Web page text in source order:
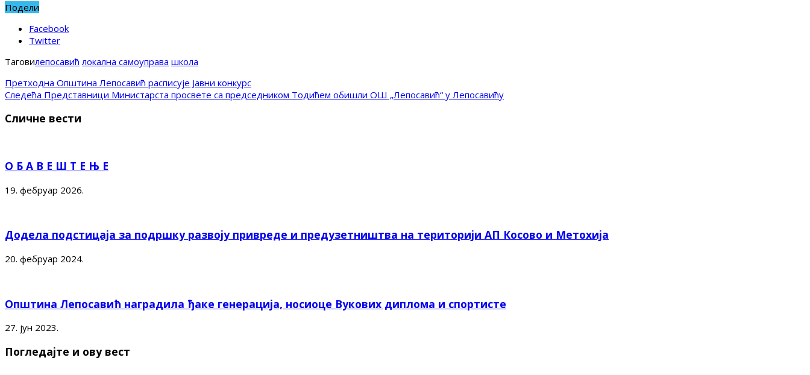
Подели
Facebook
Twitter
Таговилепосавић локална самоуправа школа
Претходна Општина Лепосавић расписује Јавни конкурс
Следећа Представници Министарста просвете са председником Тодићем обишли ОШ „Лепосавић“ у Лепосавићу
Сличне вести
О Б А В Е Ш Т Е Њ Е
19. фебруар 2026.
Додела подстицаја за подршку развоју привреде и предузетништва на територији АП Косово и Метохија
20. фебруар 2024.
Општина Лепосавић наградила ђаке генерација, носиоце Вукових диплома и спортисте
27. јун 2023.
Погледајте и ову вест